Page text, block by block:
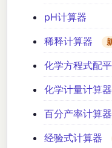
pH计算器
稀释计算器
化学方程式配
化学计量计算器
百分产率计算器
经验式计算器